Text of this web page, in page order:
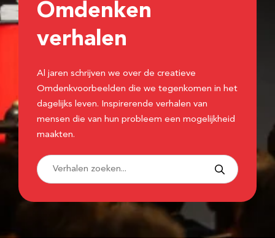
Omdenken
verhalen
Al jaren schrijven we over de creatieve
Omdenkvoorbeelden die we tegenkomen in het
dagelijks leven. Inspirerende verhalen van
mensen die van hun probleem een mogelijkheid
maakten.